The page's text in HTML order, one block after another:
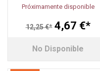
Próximamente disponible
12,25 €* 4,67 €*
No Disponible